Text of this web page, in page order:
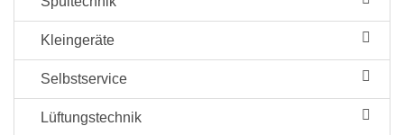
Kleingeräte
Selbstservice
Lüftungstechnik